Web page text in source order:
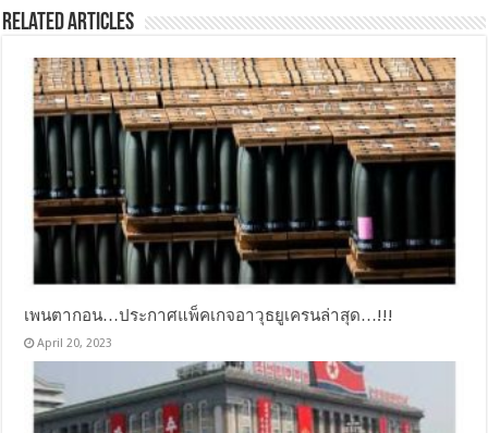
Related Articles
เพนตากอน…ประกาศแพ็คเกจอาวุธยูเครนล่าสุด…!!!
April 20, 2023